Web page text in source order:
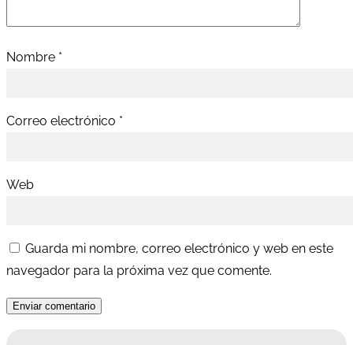
Nombre *
Correo electrónico *
Web
Guarda mi nombre, correo electrónico y web en este
navegador para la próxima vez que comente.
Enviar comentario